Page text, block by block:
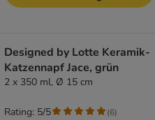
Designed by Lotte Keramik-
Katzennapf Jace, grün
2 x 350 ml, Ø 15 cm
Rating: 5/5 (6)